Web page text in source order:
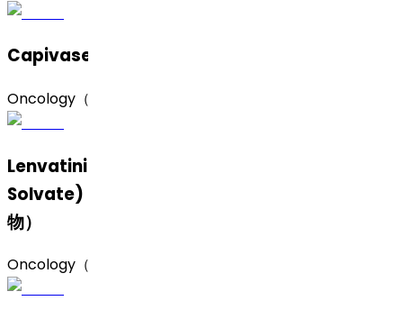
Capivasertib（卡帕塞替尼）
Oncology（肿瘤）
Lenvatinib Mesylate (Form C and MIBK
Solvate)（甲磺酸仑伐替尼，C 型及 MIBK 溶合
物）
Oncology（肿瘤）